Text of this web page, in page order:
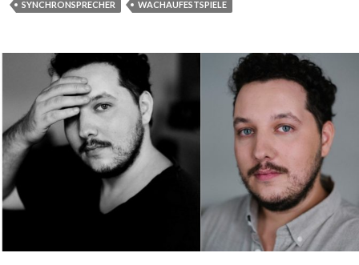
SYNCHRONSPRECHER
WACHAUFESTSPIELE